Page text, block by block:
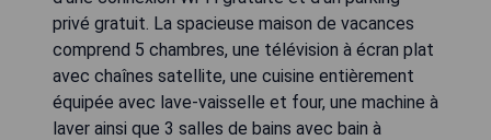
privé gratuit. La spacieuse maison de vacances
comprend 5 chambres, une télévision à écran plat
avec chaînes satellite, une cuisine entièrement
équipée avec lave-vaisselle et four, une machine à
laver ainsi que 3 salles de bains avec bain à